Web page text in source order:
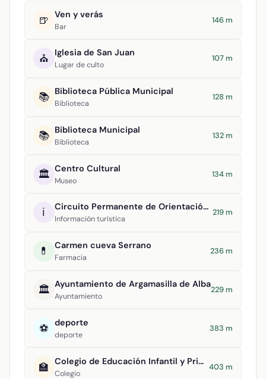
🍺 Ven y verás
Bar
146 m
⛪ Iglesia de San Juan
Lugar de culto
107 m
📚 Biblioteca Pública Municipal
Biblioteca
128 m
📚 Biblioteca Municipal
Biblioteca
132 m
🏛️ Centro Cultural
Museo
134 m
ℹ️ Circuito Permanente de Orientación Argamasilla de Alba
Información turística
219 m
💊 Carmen cueva Serrano
Farmacia
236 m
🏛️ Ayuntamiento de Argamasilla de Alba
Ayuntamiento
229 m
⚽ deporte
deporte
383 m
🏫 Colegio de Educación Infantil y Primaria Divino Maestro
Colegio
403 m